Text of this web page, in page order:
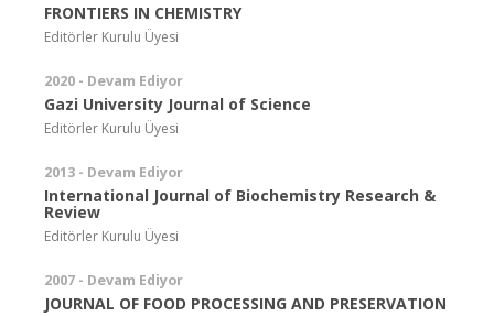
FRONTIERS IN CHEMISTRY
Editörler Kurulu Üyesi
2020 - Devam Ediyor
Gazi University Journal of Science
Editörler Kurulu Üyesi
2013 - Devam Ediyor
International Journal of Biochemistry Research &
Review
Editörler Kurulu Üyesi
2007 - Devam Ediyor
JOURNAL OF FOOD PROCESSING AND PRESERVATION